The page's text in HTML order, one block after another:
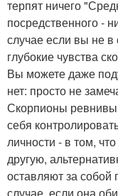
терпят ничего
посредственного -
случае если вы не
глубокие чувства
Вы можете даже
нет: просто не
Скорпионы ревнивы
себя
личности - в том,
другую,
оставляют за